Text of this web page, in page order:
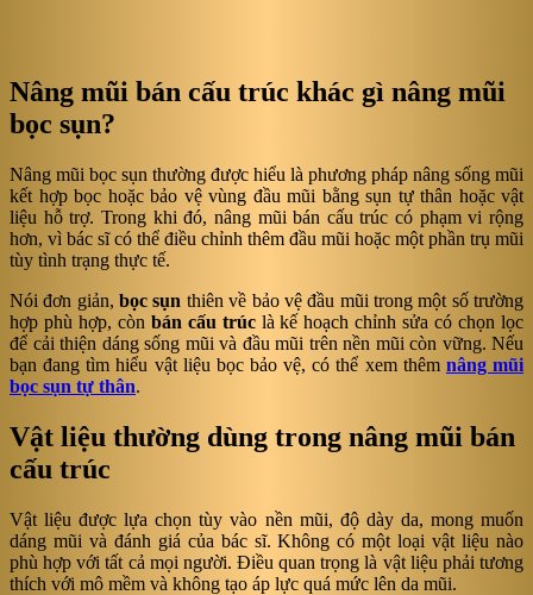
Nâng mũi bán cấu trúc khác gì nâng mũi
bọc sụn?
Nâng mũi bọc sụn thường được hiểu là phương pháp nâng sống mũi
kết hợp bọc hoặc bảo vệ vùng đầu mũi bằng sụn tự thân hoặc vật
liệu hỗ trợ. Trong khi đó, nâng mũi bán cấu trúc có phạm vi rộng
hơn, vì bác sĩ có thể điều chỉnh thêm đầu mũi hoặc một phần trụ mũi
tùy tình trạng thực tế.
Nói đơn giản,bọc sụn thiên về bảo vệ đầu mũi trong một số trường
hợp phù hợp, còn bán cấu trúclà kế hoạch chỉnh sửa có chọn lọc
để cải thiện dáng sống mũi và đầu mũi trên nền mũi còn vững. Nếu
bạn đang tìm hiểu vật liệu bọc bảo vệ, có thể xem thêm nâng mũi
bọc sụn tự thân.
Vật liệu thường dùng trong nâng mũi bán
cấu trúc
Vật liệu được lựa chọn tùy vào nền mũi, độ dày da, mong muốn
dáng mũi và đánh giá của bác sĩ. Không có một loại vật liệu nào
phù hợp với tất cả mọi người. Điều quan trọng là vật liệu phải tương
thích với mô mềm và không tạo áp lực quá mức lên da mũi.